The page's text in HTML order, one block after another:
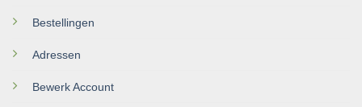
Bestellingen
Adressen
Bewerk Account